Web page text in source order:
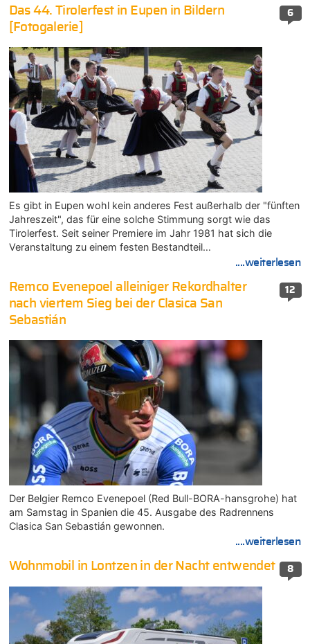
6
Das 44. Tirolerfest in Eupen in Bildern
[Fotogalerie]
Es gibt in Eupen wohl kein anderes Fest außerhalb der "fünften
Jahreszeit", das für eine solche Stimmung sorgt wie das
Tirolerfest. Seit seiner Premiere im Jahr 1981 hat sich die
Veranstaltung zu einem festen Bestandteil…
....weiterlesen
12
Remco Evenepoel alleiniger Rekordhalter
nach viertem Sieg bei der Clasica San
Sebastián
Der Belgier Remco Evenepoel (Red Bull-BORA-hansgrohe) hat
am Samstag in Spanien die 45. Ausgabe des Radrennens
Clasica San Sebastián gewonnen.
....weiterlesen
8
Wohnmobil in Lontzen in der Nacht entwendet